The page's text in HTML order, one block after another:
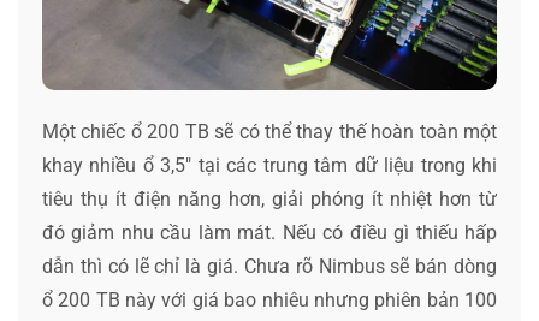
Một chiếc ổ 200 TB sẽ có thể thay thế hoàn toàn một
khay nhiều ổ 3,5″ tại các trung tâm dữ liệu trong khi
tiêu thụ ít điện năng hơn, giải phóng ít nhiệt hơn từ
đó giảm nhu cầu làm mát. Nếu có điều gì thiếu hấp
dẫn thì có lẽ chỉ là giá. Chưa rõ Nimbus sẽ bán dòng
ổ 200 TB này với giá bao nhiêu nhưng phiên bản 100